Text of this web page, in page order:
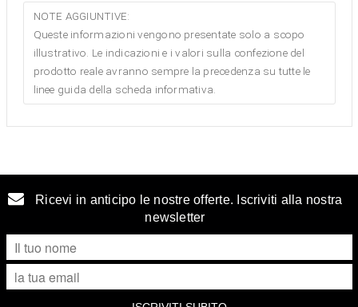
NOTE AGGIUNTIVE:
Queste informazioni vengono presentate solo a scopo
illustrativo. Le indicazioni e i valori sulla confezione del
prodotto reale avranno sempre la precedenza su tutte le
linee guida della scheda informativa.
Ricevi in anticipo le nostre offerte. Iscriviti alla nostra
newsletter